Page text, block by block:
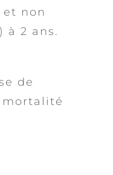
non
à 2 ans.
de
mortalité